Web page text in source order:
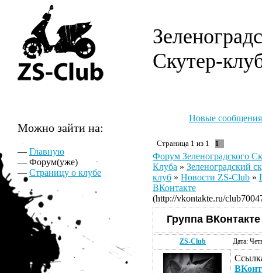
Скутер-
Можно зайти на:
— Главную
— Форум(уже)
— Страницу о клубе
Новые сообщения
Страница 1 из 1 1
Форум Зеленоградского
Клуба » Зеленоградский
клуб » Новости ZS-Club »
ВКонтакте
(http://vkontakte.ru/
Группа ВКонтакте
ZS-Club Дата: